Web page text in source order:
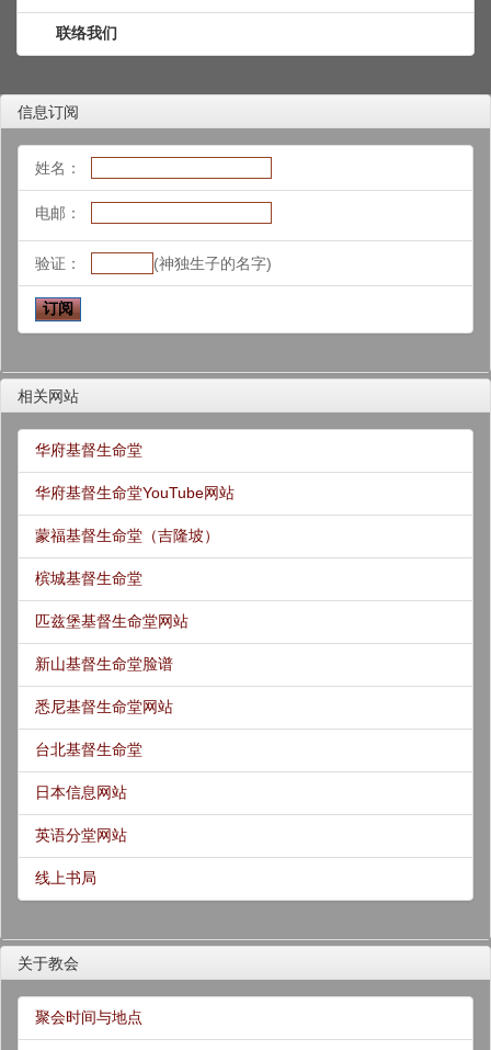
联络我们
信息订阅
姓名：
电邮：
验证： (神独生子的名字)
相关网站
华府基督生命堂
华府基督生命堂YouTube网站
蒙福基督生命堂（吉隆坡）
槟城基督生命堂
匹兹堡基督生命堂网站
新山基督生命堂脸谱
悉尼基督生命堂网站
台北基督生命堂
日本信息网站
英语分堂网站
线上书局
关于教会
聚会时间与地点